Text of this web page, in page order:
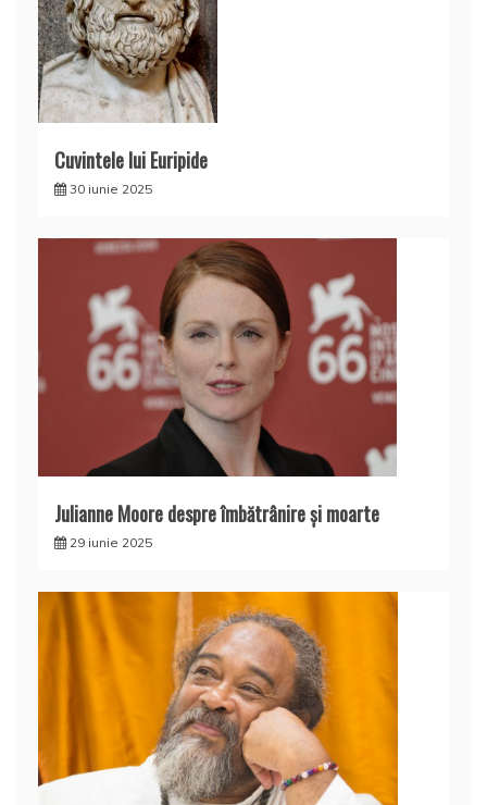
Cuvintele lui Euripide
30 iunie 2025
Julianne Moore despre îmbătrânire și moarte
29 iunie 2025